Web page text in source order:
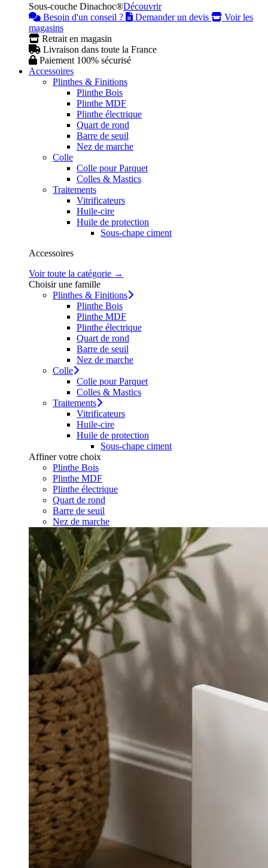
Sous-couche Dinachoc®Découvrir
Besoin d'un conseil ?
Demander un devis
Voir les
magasins
Retrait en magasin
Livraison dans toute la France
Paiement 100% sécurisé
Accessoires
Plinthes & Finitions
Plinthe Bois
Plinthe MDF
Plinthe électrique
Quart de rond
Barre de seuil
Nez de marche
Colle
Colle pour Parquet
Colles & Mastics
Traitements
Vitrificateurs
Huile-cire
Huile de protection
Sous-chape ciment
Accessoires
Voir toute la catégorie →
Choisir une famille
Plinthes & Finitions
Plinthe Bois
Plinthe MDF
Plinthe électrique
Quart de rond
Barre de seuil
Nez de marche
Colle
Colle pour Parquet
Colles & Mastics
Traitements
Vitrificateurs
Huile-cire
Huile de protection
Sous-chape ciment
Affiner votre choix
Plinthe Bois
Plinthe MDF
Plinthe électrique
Quart de rond
Barre de seuil
Nez de marche